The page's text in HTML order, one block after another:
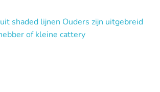
shaded lijnen Ouders zijn uitgebreid
of kleine cattery